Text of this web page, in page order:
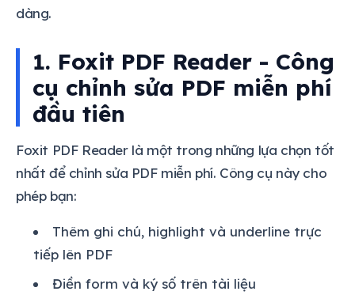
dàng.
1. Foxit PDF Reader - Công
cụ chỉnh sửa PDF miễn phí
đầu tiên
Foxit PDF Reader là một trong những lựa chọn tốt
nhất để chỉnh sửa PDF miễn phí. Công cụ này cho
phép bạn:
Thêm ghi chú, highlight và underline trực
tiếp lên PDF
Điền form và ký số trên tài liệu